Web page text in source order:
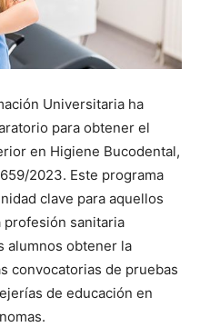
Universitaria ha
para obtener el
en Higiene Bucodental,
2023. Este programa
clave para aquellos
profesión sanitaria
alumnos obtener la
convocatorias de pruebas
de educación en